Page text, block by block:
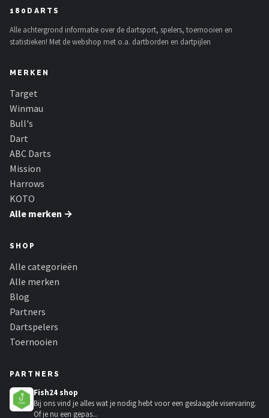
180DARTS
Alle achtergrond informatie over de dartsport, spelers, toernooien en
statistieken! Met de webshop met o.a. dartborden en dartpijlen
MERKEN
Target
Winmau
Bull's
Dart
ABC Darts
Mission
Harrows
KOTO
Alle merken →
SHOP
Alle categorieën
Alle merken
Blog
Partners
Dartspelers
Toernooien
PARTNERS
Fish24 shop
Bij ons vind je alles wat je nodig hebt voor een geslaagde viservaring.
Of je nu een gepas...